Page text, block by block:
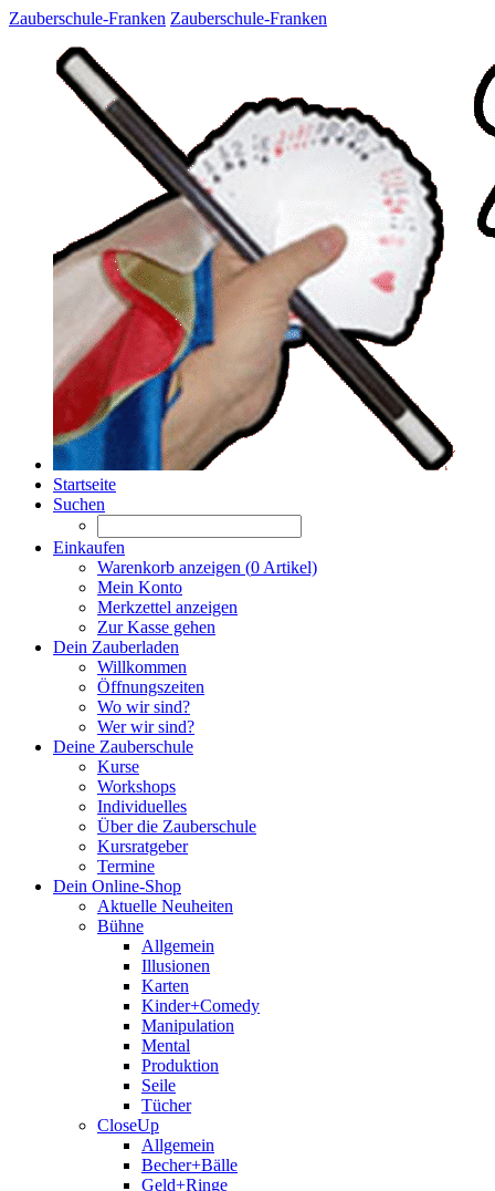
Zauberschule-Franken Zauberschule-Franken
Startseite
Suchen
Einkaufen
Warenkorb anzeigen (0 Artikel)
Mein Konto
Merkzettel anzeigen
Zur Kasse gehen
Dein Zauberladen
Willkommen
Öffnungszeiten
Wo wir sind?
Wer wir sind?
Deine Zauberschule
Kurse
Workshops
Individuelles
Über die Zauberschule
Kursratgeber
Termine
Dein Online-Shop
Aktuelle Neuheiten
Bühne
Allgemein
Illusionen
Karten
Kinder+Comedy
Manipulation
Mental
Produktion
Seile
Tücher
CloseUp
Allgemein
Becher+Bälle
Geld+Ringe